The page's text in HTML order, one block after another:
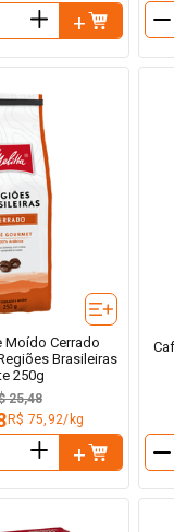
＋
Moído Cerrado
Brasileiras
250g
25,48
R$ 75,92/kg
＋ －